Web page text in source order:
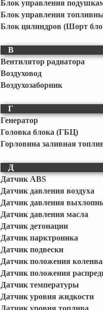
Блок управления
Блок управления
Блок цилиндров (Шорт
В
Вентилятор радиатора
Воздуховод
Воздухозаборник
Г
Генератор
Головка блока (ГБЦ)
Горловина заливная
Д
Датчик ABS
Датчик давления воздуха
Датчик давления
Датчик давления масла
Датчик детонации
Датчик парктроника
Датчик подвески
Датчик положения
Датчик положения
Датчик температуры
Датчик уровня жидкости